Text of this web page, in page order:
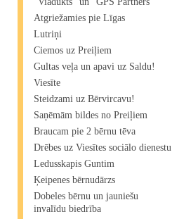
Atgriežamies pie Līgas
Lutriņi
Ciemos uz Preiļiem
Gultas veļa un apavi uz Saldu!
Viesīte
Steidzami uz Bērvircavu!
Saņēmām bildes no Preiļiem
Braucam pie 2 bērnu tēva
Drēbes uz Viesītes sociālo dienestu
Ledusskapis Guntim
Ķeipenes bērnudārzs
Dobeles bērnu un jauniešu
invalīdu biedrība